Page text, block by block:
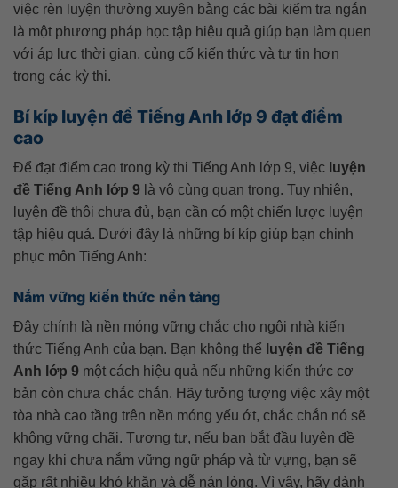
việc rèn luyện thường xuyên bằng các bài kiểm tra ngắn
là một phương pháp học tập hiệu quả giúp bạn làm quen
với áp lực thời gian, củng cố kiến thức và tự tin hơn
trong các kỳ thi.
Bí kíp luyện đề Tiếng Anh lớp 9 đạt điểm
cao
Để đạt điểm cao trong kỳ thi Tiếng Anh lớp 9, việc luyện
đề Tiếng Anh lớp 9 là vô cùng quan trọng. Tuy nhiên,
luyện đề thôi chưa đủ, bạn cần có một chiến lược luyện
tập hiệu quả. Dưới đây là những bí kíp giúp bạn chinh
phục môn Tiếng Anh:
Nắm vững kiến thức nền tảng
Đây chính là nền móng vững chắc cho ngôi nhà kiến
thức Tiếng Anh của bạn. Bạn không thể luyện đề Tiếng
Anh lớp 9 một cách hiệu quả nếu những kiến thức cơ
bản còn chưa chắc chắn. Hãy tưởng tượng việc xây một
tòa nhà cao tầng trên nền móng yếu ớt, chắc chắn nó sẽ
không vững chãi. Tương tự, nếu bạn bắt đầu luyện đề
ngay khi chưa nắm vững ngữ pháp và từ vựng, bạn sẽ
gặp rất nhiều khó khăn và dễ nản lòng. Vì vậy, hãy dành